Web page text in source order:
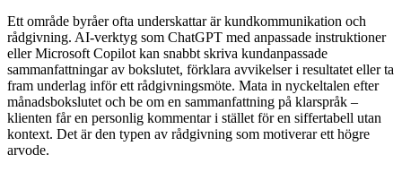
Ett område byråer ofta underskattar är kundkommunikation och
rådgivning. AI-verktyg som ChatGPT med anpassade instruktioner
eller Microsoft Copilot kan snabbt skriva kundanpassade
sammanfattningar av bokslutet, förklara avvikelser i resultatet eller ta
fram underlag inför ett rådgivningsmöte. Mata in nyckeltalen efter
månadsbokslutet och be om en sammanfattning på klarspråk –
klienten får en personlig kommentar i stället för en siffertabell utan
kontext. Det är den typen av rådgivning som motiverar ett högre
arvode.